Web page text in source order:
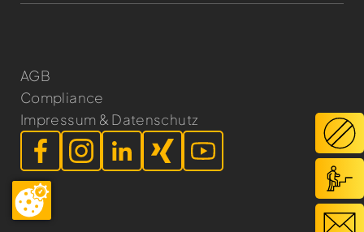
AGB
Compliance
Impressum & Datenschutz